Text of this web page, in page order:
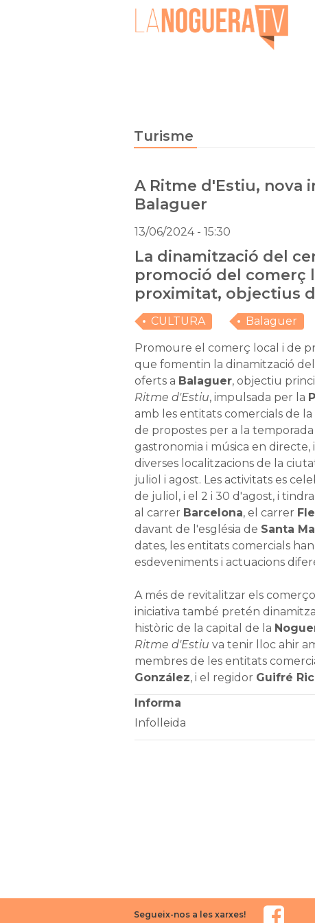
Turisme
A Ritme d'Estiu, nova
Balaguer
13/06/2024 - 15:30
La dinamització del
promoció del comerç
proximitat, objectius
CULTURA Balaguer
Promoure el comerç local i de
que fomentin la dinamització
oferts a Balaguer, objectiu
Ritme d'Estiu, impulsada per la
amb les entitats comercials de
de propostes per a la
gastronomia i música en directe,
diverses localitzacions de la
juliol i agost. Les activitats es
de juliol, i el 2 i 30 d'agost, i
al carrer Barcelona, el carrer
davant de l'església de Santa
dates, les entitats comercials
esdeveniments i actuacions
A més de revitalitzar els
iniciativa també pretén
històric de la capital de la
Ritme d'Estiu va tenir lloc ahir
membres de les entitats
González, i el regidor Guifré
Informa
Infolleida
Segueix-nos a les xarxes!